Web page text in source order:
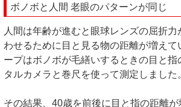
ボノボと人間 老眼のパターンが同じ
人間は年齢が進むと眼球レンズの屈折
わせるために目と見る物の距離が増え
ープはボノボが毛繕いするときの目と指
タルカメラと巻尺を使って測定しました
その結果、40歳を前後に目と指の距離